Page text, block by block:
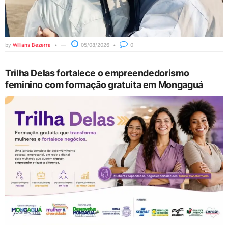
by Willians Bezerra 05/08/2026 0
Trilha Delas fortalece o empreendedorismo
feminino com formação gratuita em Mongaguá